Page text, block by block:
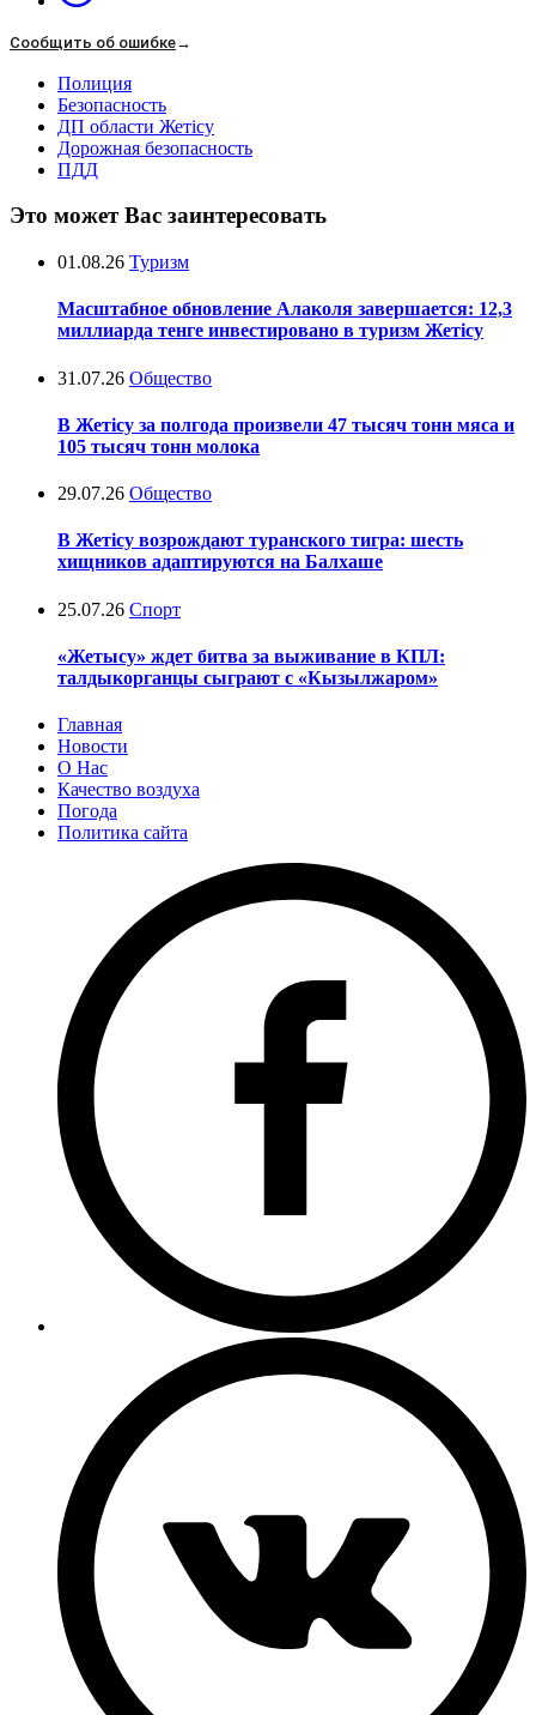
Сообщить об ошибке→
Полиция
Безопасность
ДП области Жетісу
Дорожная безопасность
ПДД
Это может Вас заинтересовать
01.08.26 Туризм
Масштабное обновление Алаколя завершается: 12,3
миллиарда тенге инвестировано в туризм Жетісу
31.07.26 Общество
В Жетісу за полгода произвели 47 тысяч тонн мяса и
105 тысяч тонн молока
29.07.26 Общество
В Жетісу возрождают туранского тигра: шесть
хищников адаптируются на Балхаше
25.07.26 Спорт
«Жетысу» ждет битва за выживание в КПЛ:
талдыкорганцы сыграют с «Кызылжаром»
Главная
Новости
О Нас
Качество воздуха
Погода
Политика сайта